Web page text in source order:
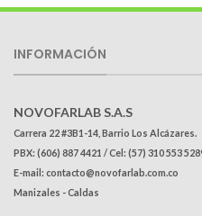
INFORMACIÓN
NOVOFARLAB S.A.S
Carrera 22 #3B1-14, Barrio Los Alcázares.
PBX: (606) 887 4421 / Cel: (57) 310 553
E-mail: contacto@novofarlab.com.co
Manizales - Caldas